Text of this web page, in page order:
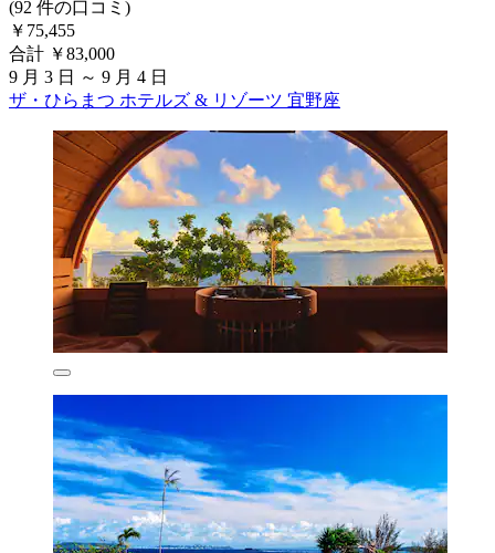
(92 件の口コミ)
￥75,455
合計 ￥83,000
9 月 3 日 ～ 9 月 4 日
ザ・ひらまつ ホテルズ & リゾーツ 宜野座